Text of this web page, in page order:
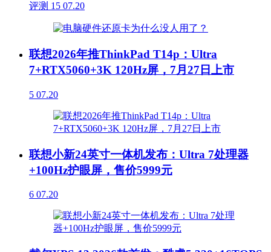
评测 15 07.20
联想2026年推ThinkPad T14p：Ultra
7+RTX5060+3K 120Hz屏，7月27日上市
5 07.20
联想小新24英寸一体机发布：Ultra 7处理器
+100Hz护眼屏，售价5999元
6 07.20